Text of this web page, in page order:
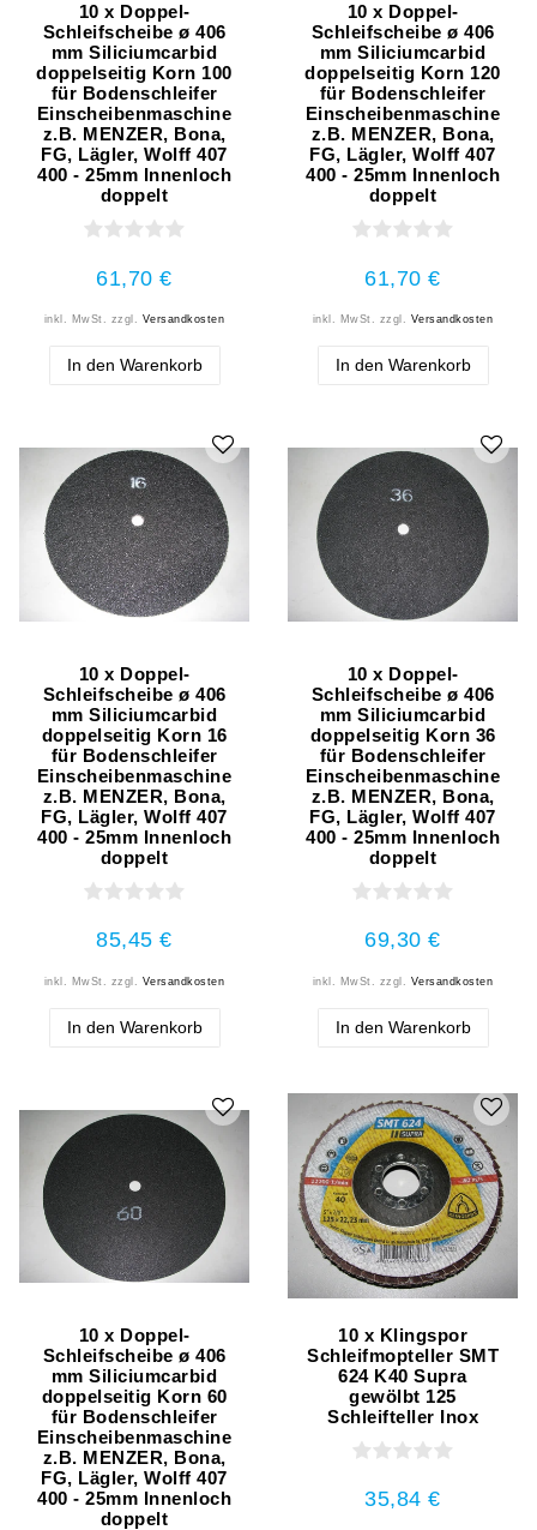
10 x Doppel-
Schleifscheibe ø 406
mm Siliciumcarbid
doppelseitig Korn 100
für Bodenschleifer
Einscheibenmaschine
z.B. MENZER, Bona,
FG, Lägler, Wolff 407
400 - 25mm Innenloch
doppelt
61,70 €
inkl. MwSt. zzgl. Versandkosten
In den Warenkorb
10 x Doppel-
Schleifscheibe ø 406
mm Siliciumcarbid
doppelseitig Korn 120
für Bodenschleifer
Einscheibenmaschine
z.B. MENZER, Bona,
FG, Lägler, Wolff 407
400 - 25mm Innenloch
doppelt
61,70 €
inkl. MwSt. zzgl. Versandkosten
In den Warenkorb
10 x Doppel-
Schleifscheibe ø 406
mm Siliciumcarbid
doppelseitig Korn 16
für Bodenschleifer
Einscheibenmaschine
z.B. MENZER, Bona,
FG, Lägler, Wolff 407
400 - 25mm Innenloch
doppelt
85,45 €
inkl. MwSt. zzgl. Versandkosten
In den Warenkorb
10 x Doppel-
Schleifscheibe ø 406
mm Siliciumcarbid
doppelseitig Korn 36
für Bodenschleifer
Einscheibenmaschine
z.B. MENZER, Bona,
FG, Lägler, Wolff 407
400 - 25mm Innenloch
doppelt
69,30 €
inkl. MwSt. zzgl. Versandkosten
In den Warenkorb
10 x Doppel-
Schleifscheibe ø 406
mm Siliciumcarbid
doppelseitig Korn 60
für Bodenschleifer
Einscheibenmaschine
z.B. MENZER, Bona,
FG, Lägler, Wolff 407
400 - 25mm Innenloch
doppelt
10 x Klingspor
Schleifmopteller SMT
624 K40 Supra
gewölbt 125
Schleifteller Inox
35,84 €